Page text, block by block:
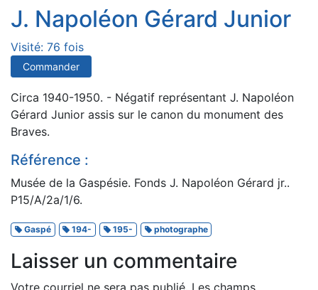
J. Napoléon Gérard Junior
Visité: 76 fois
Commander
Circa 1940-1950. - Négatif représentant J. Napoléon
Gérard Junior assis sur le canon du monument des
Braves.
Référence :
Musée de la Gaspésie. Fonds J. Napoléon Gérard jr..
P15/A/2a/1/6.
Gaspé 194- 195- photographe
Laisser un commentaire
Votre courriel ne sera pas publié. Les champs